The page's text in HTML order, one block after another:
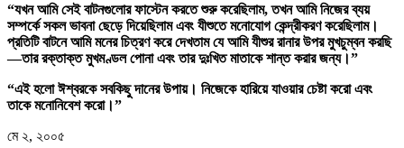
“যখন আমি সেই বাটনগুলোর ফাস্টেন করতে শুরু করেছিলাম, তখন আমি নিজের ব্যয়
সম্পর্কে সকল ভাবনা ছেড়ে দিয়েছিলাম এবং যীশুতে মনোযোগ কেন্দ্রীকরণ করেছিলাম।
প্রতিটি বাটনে আমি মনের চিত্রণ করে দেখতাম যে আমি যীশুর রানার উপর মুখচুম্বন করছি
—তার রক্তাক্ত মুখমণ্ডল পোনা এবং তার দুঃখিত মাতাকে শান্ত করার জন্য।”
“এই হলো ঈশ্বরকে সবকিছু দানের উপায়। নিজেকে হারিয়ে যাওয়ার চেষ্টা করো এবং
তাকে মনোনিবেশ করো।”
মে ২, ২০০৫